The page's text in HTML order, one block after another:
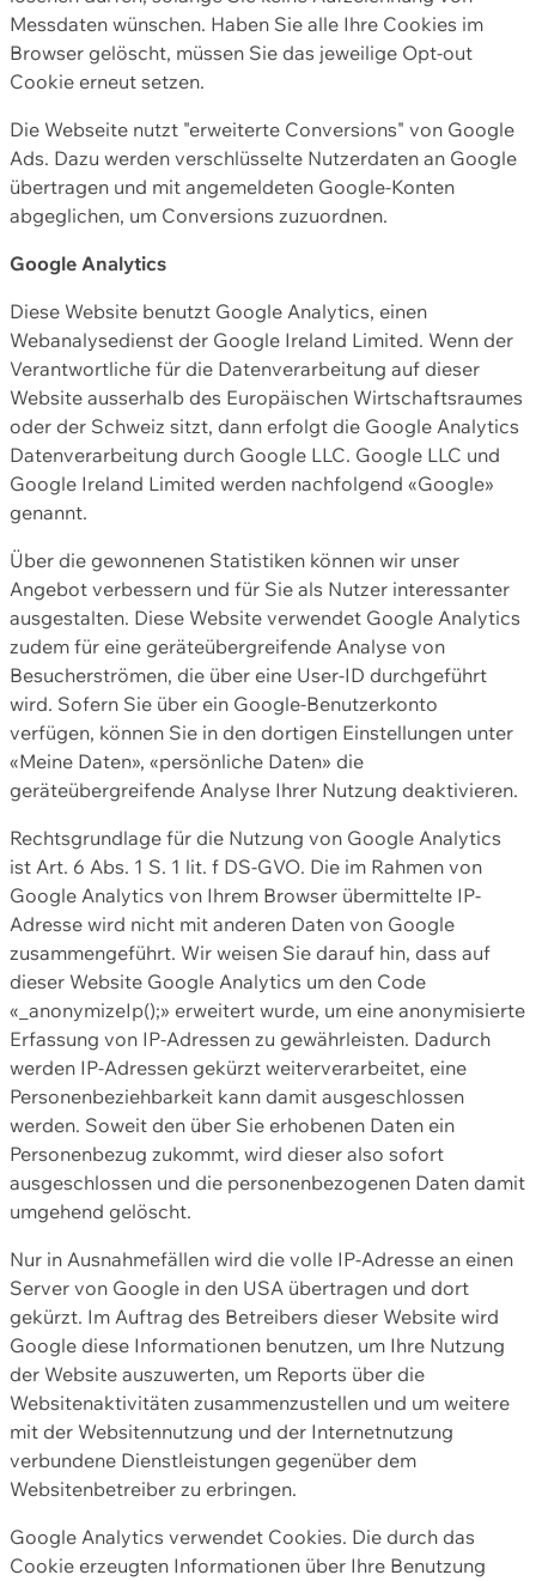
Messdaten wünschen. Haben Sie alle Ihre Cookies im
Browser gelöscht, müssen Sie das jeweilige Opt-out
Cookie erneut setzen.
Die Webseite nutzt "erweiterte Conversions" von Google
Ads. Dazu werden verschlüsselte Nutzerdaten an Google
übertragen und mit angemeldeten Google-Konten
abgeglichen, um Conversions zuzuordnen.
Google Analytics
Diese Website benutzt Google Analytics, einen
Webanalysedienst der Google Ireland Limited. Wenn der
Verantwortliche für die Datenverarbeitung auf dieser
Website ausserhalb des Europäischen Wirtschaftsraumes
oder der Schweiz sitzt, dann erfolgt die Google Analytics
Datenverarbeitung durch Google LLC. Google LLC und
Google Ireland Limited werden nachfolgend «Google»
genannt.
Über die gewonnenen Statistiken können wir unser
Angebot verbessern und für Sie als Nutzer interessanter
ausgestalten. Diese Website verwendet Google Analytics
zudem für eine geräteübergreifende Analyse von
Besucherströmen, die über eine User-ID durchgeführt
wird. Sofern Sie über ein Google-Benutzerkonto
verfügen, können Sie in den dortigen Einstellungen unter
«Meine Daten», «persönliche Daten» die
geräteübergreifende Analyse Ihrer Nutzung deaktivieren.
Rechtsgrundlage für die Nutzung von Google Analytics
ist Art. 6 Abs. 1 S. 1 lit. f DS-GVO. Die im Rahmen von
Google Analytics von Ihrem Browser übermittelte IP-
Adresse wird nicht mit anderen Daten von Google
zusammengeführt. Wir weisen Sie darauf hin, dass auf
dieser Website Google Analytics um den Code
«_anonymizeIp();» erweitert wurde, um eine anonymisierte
Erfassung von IP-Adressen zu gewährleisten. Dadurch
werden IP-Adressen gekürzt weiterverarbeitet, eine
Personenbeziehbarkeit kann damit ausgeschlossen
werden. Soweit den über Sie erhobenen Daten ein
Personenbezug zukommt, wird dieser also sofort
ausgeschlossen und die personenbezogenen Daten damit
umgehend gelöscht.
Nur in Ausnahmefällen wird die volle IP-Adresse an einen
Server von Google in den USA übertragen und dort
gekürzt. Im Auftrag des Betreibers dieser Website wird
Google diese Informationen benutzen, um Ihre Nutzung
der Website auszuwerten, um Reports über die
Websitenaktivitäten zusammenzustellen und um weitere
mit der Websitennutzung und der Internetnutzung
verbundene Dienstleistungen gegenüber dem
Websitenbetreiber zu erbringen.
Google Analytics verwendet Cookies. Die durch das
Cookie erzeugten Informationen über Ihre Benutzung